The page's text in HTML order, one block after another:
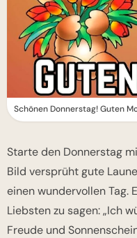
Schönen Donnerstag! Guten
Starte den Donnerstag
Bild versprüht gute
einen wundervollen Tag.
Liebsten zu sagen: „Ich
Freude und